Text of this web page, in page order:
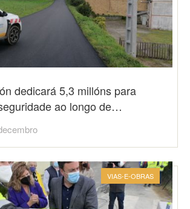
dedicará 5,3 millóns para
ao longo de…
VIAS-E-OBRAS